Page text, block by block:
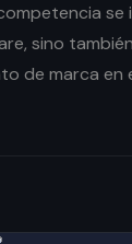
sino
de marca en